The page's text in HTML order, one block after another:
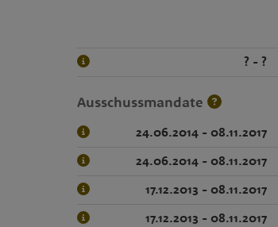
? - ?
Ausschussmandate
24.06.2014 - 08.11.2017
24.06.2014 - 08.11.2017
17.12.2013 - 08.11.2017
17.12.2013 - 08.11.2017